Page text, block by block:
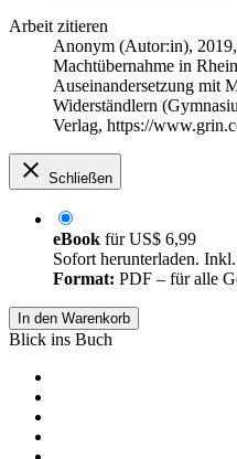
Arbeit zitieren
Anonym (Autor:in),
Machtübernahme in
Auseinandersetzung mit
Widerständlern
Verlag, https://
Schließen
eBook fürUS$ 6,99
Sofort herunterladen.
Format: PDF – für alle
In den Warenkorb
Blick ins Buch